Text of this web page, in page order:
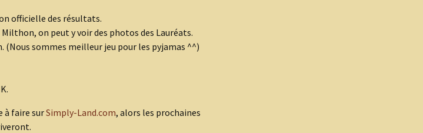
officielle des résultats.
on peut y voir des photos des Lauréats.
(Nous sommes meilleur jeu pour les pyjamas ^^)
à faire surSimply-Land.com, alors les prochaines